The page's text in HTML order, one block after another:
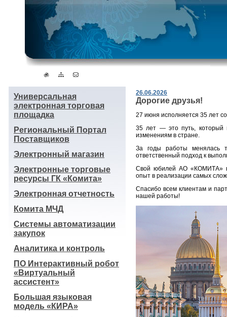
Универсальная
электронная торговая
площадка
Региональный Портал
Поставщиков
Электронный магазин
Электронные торговые
ресурсы ГК «Комита»
Электронная отчетность
Комита МЧД
Системы автоматизации
закупок
Аналитика и контроль
ПО Интерактивный робот
«Виртуальный
ассистент»
Большая языковая
модель «КИРА»
26.06.2026
Дорогие друзья!
27 июня исполняется 35 лет
35 лет — это путь, который
изменениям в стране.
За годы работы менялась
ответственный подход к
Свой юбилей АО «КОМИТА»
опыт в реализации самых
Спасибо всем клиентам и
нашей работы!